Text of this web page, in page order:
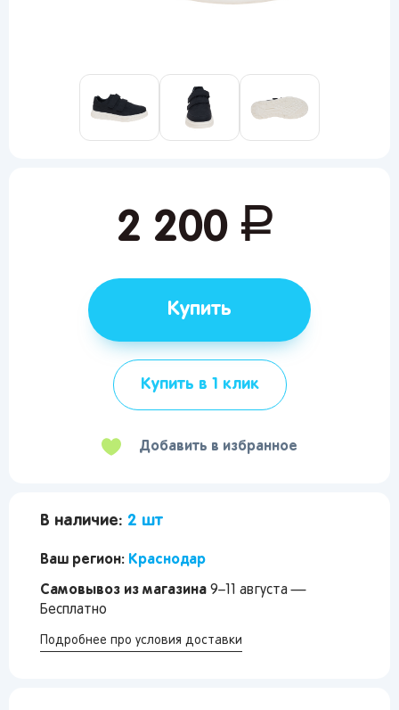
2 200 руб.
Купить
Купить в 1 клик
Добавить в избранное
В наличие: 2 шт
Ваш регион: Краснодар
Самовывоз из магазина 9–11 августа —
Бесплатно
Подробнее про условия доставки